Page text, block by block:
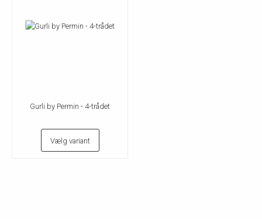
Gurli by Permin - 4-trådet
Vælg variant